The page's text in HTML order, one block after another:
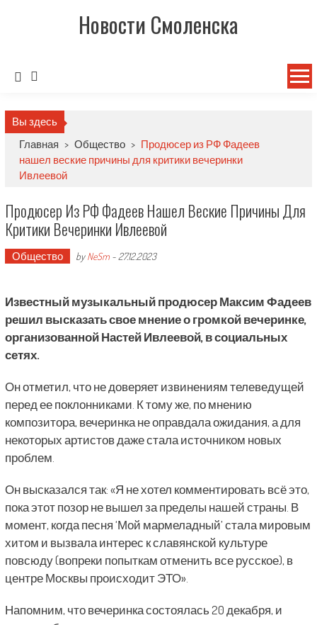
Новости Смоленска
Вы здесь
Главная > Общество > Продюсер из РФ Фадеев
нашел веские причины для критики вечеринки
Ивлеевой
Продюсер Из РФ Фадеев Нашел Веские Причины Для
Критики Вечеринки Ивлеевой
Общество byNeSm- 27.12.2023
Известный музыкальный продюсер Максим Фадеев
решил высказать свое мнение о громкой вечеринке,
организованной Настей Ивлеевой, в социальных
сетях.
Он отметил, что не доверяет извинениям телеведущей
перед ее поклонниками. К тому же, по мнению
композитора, вечеринка не оправдала ожидания, а для
некоторых артистов даже стала источником новых
проблем.
Он высказался так: «Я не хотел комментировать всё это,
пока этот позор не вышел за пределы нашей страны. В
момент, когда песня ‘Мой мармеладный’ стала мировым
хитом и вызвала интерес к славянской культуре
повсюду (вопреки попыткам отменить все русское), в
центре Москвы происходит ЭТО».
Напомним, что вечеринка состоялась 20 декабря, и